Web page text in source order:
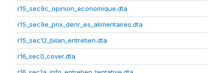
r15_sec9c_opinion_economique.dta
r15_sec9e_prix_denr_es_alimentaires.dta
r15_sec12_bilan_entretien.dta
r16_sec0_cover.dta